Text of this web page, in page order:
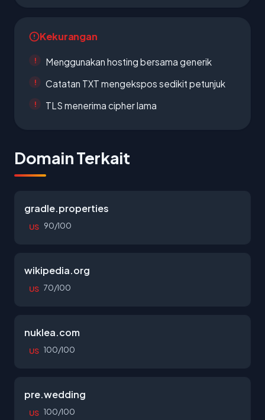
Kekurangan
Menggunakan hosting bersama generik
Catatan TXT mengekspos sedikit petunjuk
TLS menerima cipher lama
Domain Terkait
gradle.properties
US 90/100
wikipedia.org
US 70/100
nuklea.com
US 100/100
pre.wedding
US 100/100